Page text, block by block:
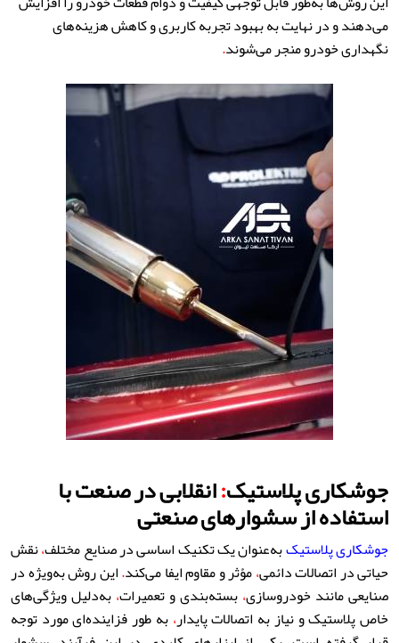
می‌دهند و در نهایت به بهبود تجربه کاربری و کاهش هزینه‌های
نگهداری خودرو منجر می‌شوند.
جوشکاری پلاستیک:انقلابی در صنعت با
استفاده از سشوارهای صنعتی
جوشکاری پلاستیکبه‌عنوان یک تکنیک اساسی در صنایع مختلف،نقش
حیاتی در اتصالات دائمی،مؤثر و مقاوم ایفا می‌کند.این روش به‌ویژه در
صنایعی مانند خودروسازی،بسته‌بندی و تعمیرات،به‌دلیل ویژگی‌های
خاص پلاستیک و نیاز به اتصالات پایدار،به طور فزاینده‌ای مورد توجه